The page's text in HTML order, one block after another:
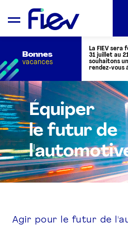
QUI SOMMES-NOUS ?
L’AUTOMOTIVE
ADHÉRENTS
ÉVÉNEMENTS
Bonnes
vacances
La FIEV sera
31 juillet au
souhaitons
rendez-vous
Équiper
le futur de
Agir pour le futur de